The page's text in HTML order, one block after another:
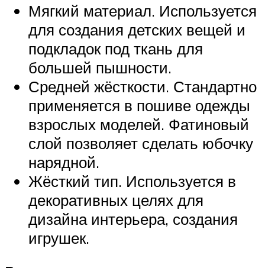
Мягкий материал. Используется
для создания детских вещей и
подкладок под ткань для
большей пышности.
Средней жёсткости. Стандартно
применяется в пошиве одежды
взрослых моделей. Фатиновый
слой позволяет сделать юбочку
нарядной.
Жёсткий тип. Используется в
декоративных целях для
дизайна интерьера, создания
игрушек.